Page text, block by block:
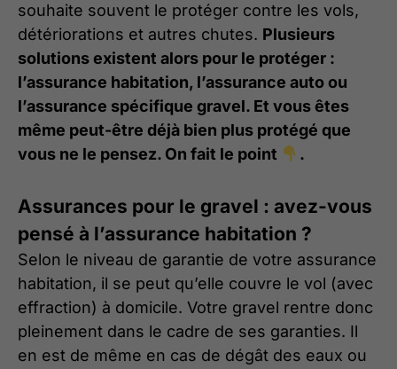
souhaite souvent le protéger contre les vols,
détériorations et autres chutes. Plusieurs
solutions existent alors pour le protéger :
l’assurance habitation, l’assurance auto ou
l’assurance spécifique gravel. Et vous êtes
même peut-être déjà bien plus protégé que
vous ne le pensez. On fait le point
.
Assurances pour le gravel : avez-vous
pensé à l’assurance habitation ?
Selon le niveau de garantie de votre assurance
habitation, il se peut qu’elle couvre le vol (avec
effraction) à domicile. Votre gravel rentre donc
pleinement dans le cadre de ses garanties. Il
en est de même en cas de dégât des eaux ou